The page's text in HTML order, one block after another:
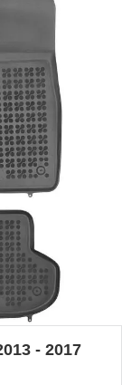
- 2017